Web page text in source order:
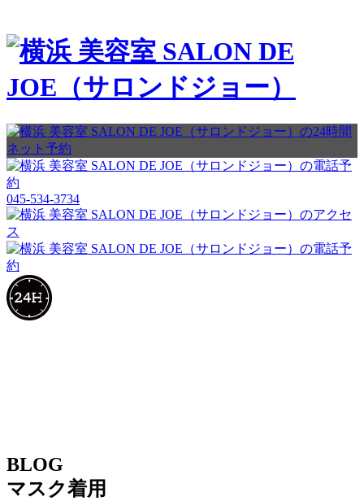
045-534-3734
BLOG
マスク着用